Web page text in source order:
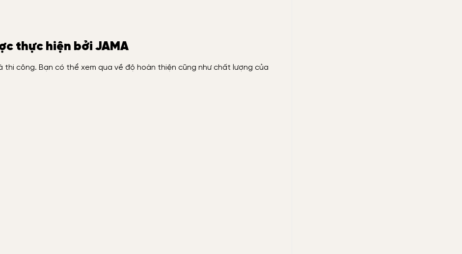
thực hiện bởi JAMA
công. Bạn có thể xem qua về độ hoàn thiện cũng như chất lượng của